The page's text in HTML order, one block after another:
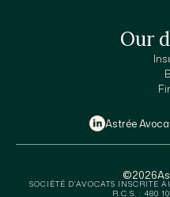
Our
Astrée
©2026
SOCIÉTÉ D’AVOCATS INSCRITE
R.C.S. : 480